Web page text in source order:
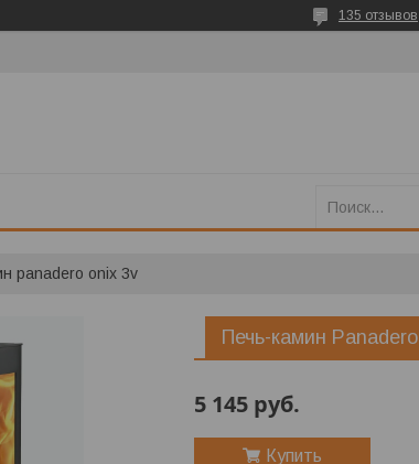
135 отзывов
panadero onix 3v
Печь-камин
5 145 руб.
Купить